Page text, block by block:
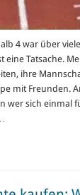
4 war über
eine Tatsache.
ihre
mit Freunden.
wer sich einmal